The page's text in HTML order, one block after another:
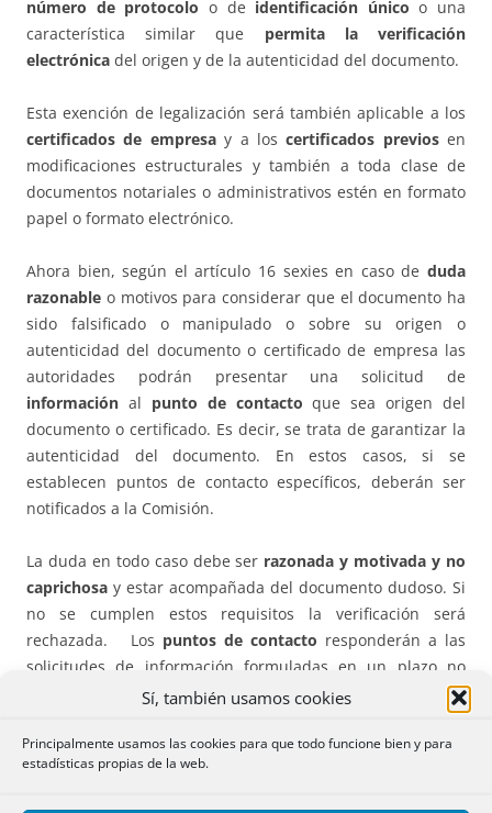
Sí, también usamos cookies
Principalmente usamos las cookies para que todo funcione bien y para
estadísticas propias de la web.
número de protocolo o de identificación único o una
característica similar que permita la verificación
electrónica del origen y de la autenticidad del documento.
Esta exención de legalización será también aplicable a los
certificados de empresay a loscertificados previosen
modificaciones estructurales y también a toda clase de
documentos notariales o administrativos estén en formato
papel o formato electrónico.
Ahora bien, según el artículo 16 sexies en caso de duda
razonable o motivos para considerar que el documento ha
sido falsificado o manipulado o sobre su origen o
autenticidad del documento o certificado de empresa las
autoridades podrán presentar una solicitud de
información al punto de contacto que sea origen del
documento o certificado. Es decir, se trata de garantizar la
autenticidad del documento. En estos casos, si se
establecen puntos de contacto específicos, deberán ser
notificados a la Comisión.
La duda en todo caso debe ser razonada y motivada y no
caprichosa y estar acompañada del documento dudoso. Si
no se cumplen estos requisitos la verificación será
rechazada.
Los puntos de contacto responderán a las
solicitudes de información formuladas en un plazo no
superior a cinco días hábiles.
Si la autoridad del punto de contacto no confirma la
autenticidad del documento este podrá ser rechazado.